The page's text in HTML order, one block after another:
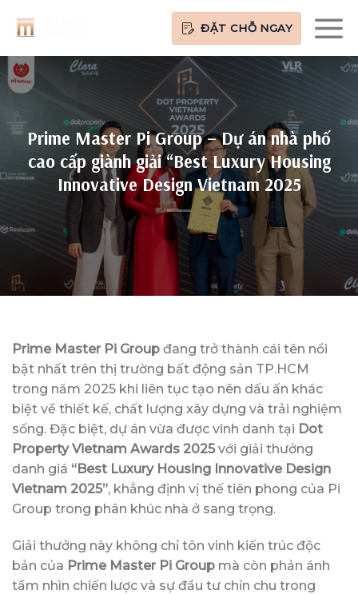
qua
dung
ĐẶT CHỖ NGAY
Prime Master Pi Group – Dự án nhà phố
cao cấp giành giải “Best Luxury Housing
Innovative Design Vietnam 2025
Prime Master Pi Group đang trở thành cái tên nổi
bật nhất trên thị trường bất động sản TP.HCM
trong năm 2025 khi liên tục tạo nên dấu ấn khác
biệt về thiết kế, chất lượng xây dựng và trải nghiệm
sống. Đặc biệt, dự án vừa được vinh danh tại Dot
Property Vietnam Awards 2025 với giải thưởng
danh giá “Best Luxury Housing Innovative Design
Vietnam 2025”, khẳng định vị thế tiên phong của Pi
Group trong phân khúc nhà ở sang trọng.
Giải thưởng này không chỉ tôn vinh kiến trúc độc
bản của Prime Master Pi Group mà còn phản ánh
tầm nhìn chiến lược và sự đầu tư chỉn chu trong